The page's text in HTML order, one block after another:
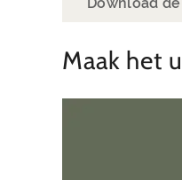
Maak het